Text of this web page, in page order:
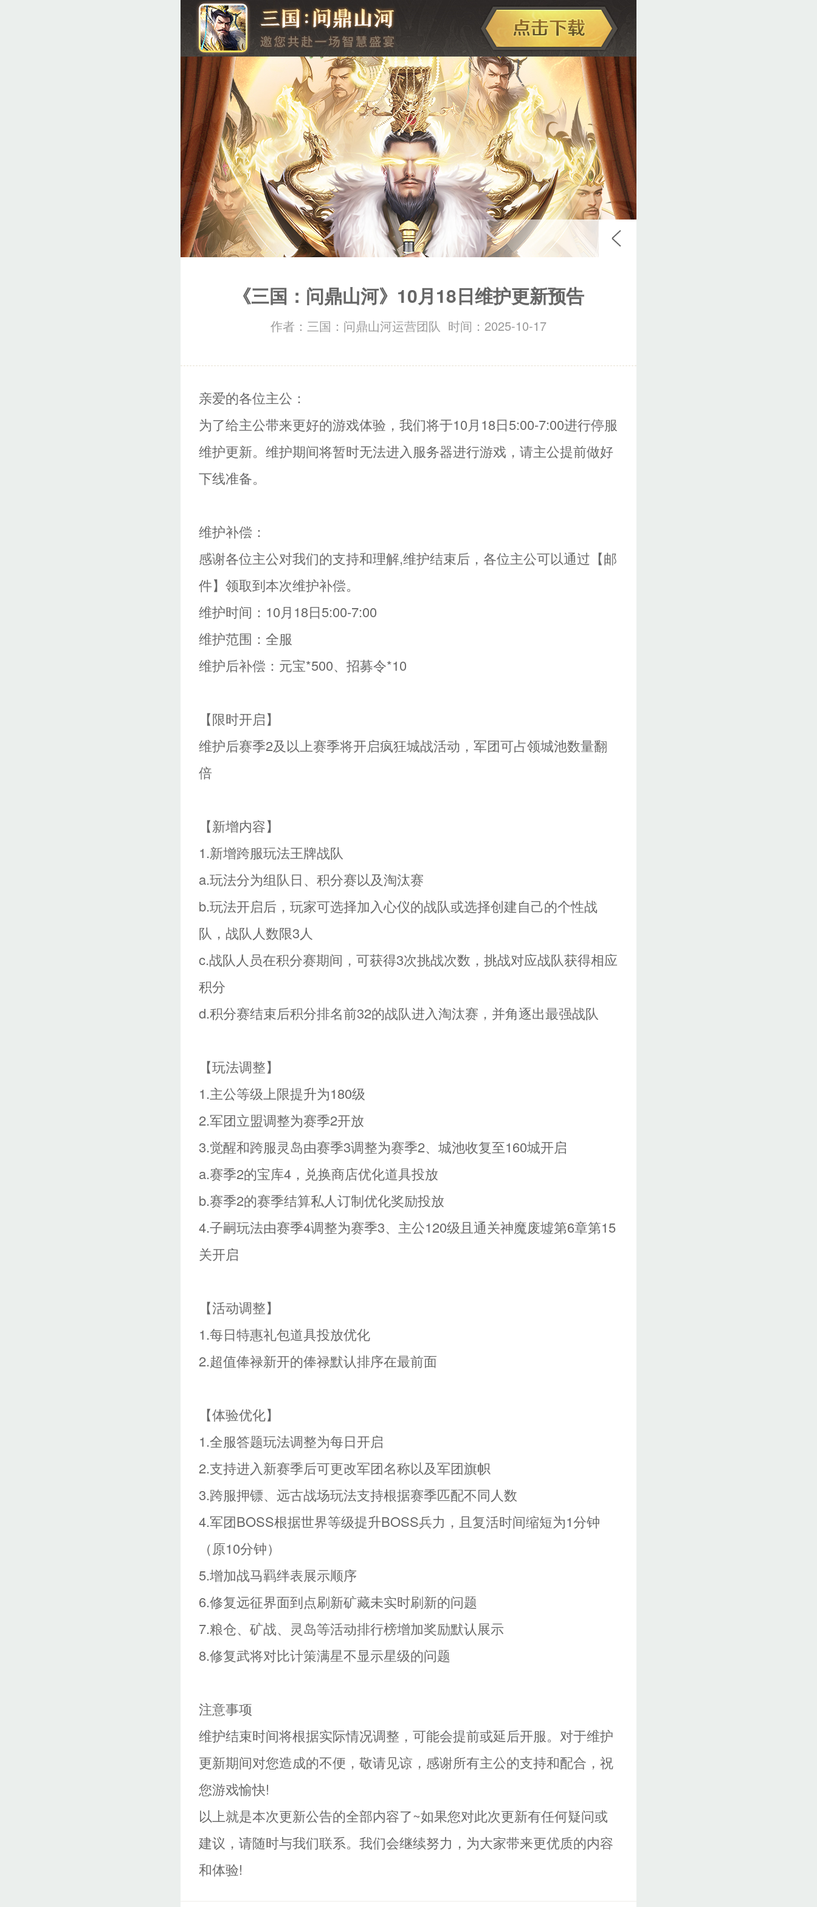
《三国：问鼎山河》10月18日维护更新预告
作者：三国：问鼎山河运营团队 时间：2025-10-17
亲爱的各位主公：
为了给主公带来更好的游戏体验，我们将于10月18日5:00-7:00进行停服
维护更新。维护期间将暂时无法进入服务器进行游戏，请主公提前做好
下线准备。
维护补偿：
感谢各位主公对我们的支持和理解,维护结束后，各位主公可以通过【邮
件】领取到本次维护补偿。
维护时间：10月18日5:00-7:00
维护范围：全服
维护后补偿：元宝*500、招募令*10
【限时开启】
维护后赛季2及以上赛季将开启疯狂城战活动，军团可占领城池数量翻
倍
【新增内容】
1.新增跨服玩法王牌战队
a.玩法分为组队日、积分赛以及淘汰赛
b.玩法开启后，玩家可选择加入心仪的战队或选择创建自己的个性战
队，战队人数限3人
c.战队人员在积分赛期间，可获得3次挑战次数，挑战对应战队获得相应
积分
d.积分赛结束后积分排名前32的战队进入淘汰赛，并角逐出最强战队
【玩法调整】
1.主公等级上限提升为180级
2.军团立盟调整为赛季2开放
3.觉醒和跨服灵岛由赛季3调整为赛季2、城池收复至160城开启
a.赛季2的宝库4，兑换商店优化道具投放
b.赛季2的赛季结算私人订制优化奖励投放
4.子嗣玩法由赛季4调整为赛季3、主公120级且通关神魔废墟第6章第15
关开启
【活动调整】
1.每日特惠礼包道具投放优化
2.超值俸禄新开的俸禄默认排序在最前面
【体验优化】
1.全服答题玩法调整为每日开启
2.支持进入新赛季后可更改军团名称以及军团旗帜
3.跨服押镖、远古战场玩法支持根据赛季匹配不同人数
4.军团BOSS根据世界等级提升BOSS兵力，且复活时间缩短为1分钟
（原10分钟）
5.增加战马羁绊表展示顺序
6.修复远征界面到点刷新矿藏未实时刷新的问题
7.粮仓、矿战、灵岛等活动排行榜增加奖励默认展示
8.修复武将对比计策满星不显示星级的问题
注意事项
维护结束时间将根据实际情况调整，可能会提前或延后开服。对于维护
更新期间对您造成的不便，敬请见谅，感谢所有主公的支持和配合，祝
您游戏愉快!
以上就是本次更新公告的全部内容了~如果您对此次更新有任何疑问或
建议，请随时与我们联系。我们会继续努力，为大家带来更优质的内容
和体验!